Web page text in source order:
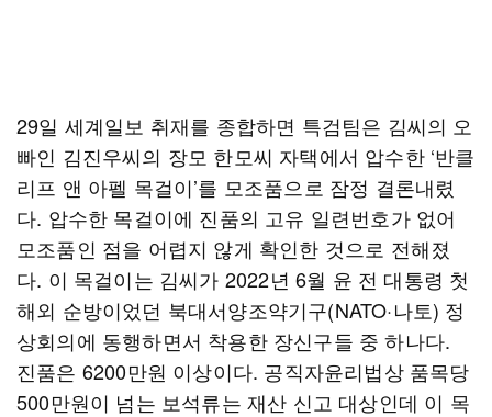
29일 세계일보 취재를 종합하면 특검팀은 김씨의 오
빠인 김진우씨의 장모 한모씨 자택에서 압수한 ‘반클
리프 앤 아펠 목걸이’를 모조품으로 잠정 결론내렸
다. 압수한 목걸이에 진품의 고유 일련번호가 없어
모조품인 점을 어렵지 않게 확인한 것으로 전해졌
다. 이 목걸이는 김씨가 2022년 6월 윤 전 대통령 첫
해외 순방이었던 북대서양조약기구(NATO·나토) 정
상회의에 동행하면서 착용한 장신구들 중 하나다.
진품은 6200만원 이상이다. 공직자윤리법상 품목당
500만원이 넘는 보석류는 재산 신고 대상인데 이 목